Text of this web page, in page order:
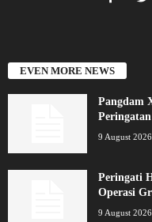
EVEN MORE NEWS
Pangdam
9 August 2026
Peringati
Operasi
9 August 2026